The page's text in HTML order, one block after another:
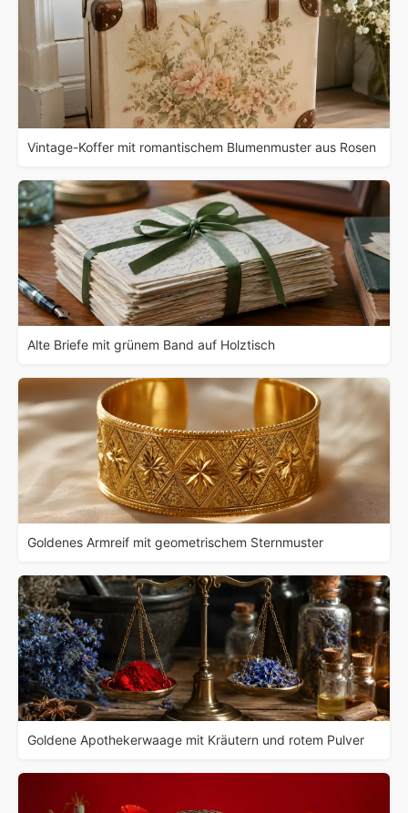
Vintage-Koffer mit romantischem Blumenmuster aus Rosen
Alte Briefe mit grünem Band auf Holztisch
Goldenes Armreif mit geometrischem Sternmuster
Goldene Apothekerwaage mit Kräutern und rotem Pulver